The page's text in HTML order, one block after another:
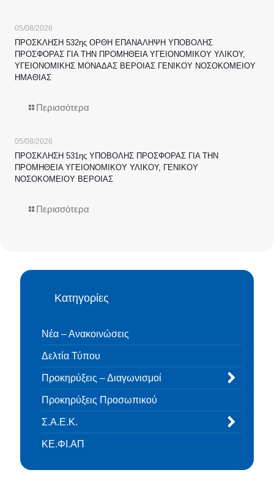
05/08/2026
ΠΡΟΣΚΛΗΣΗ 532ης ΟΡΘΗ ΕΠΑΝΑΛΗΨΗ ΥΠΟΒΟΛΗΣ
ΠΡΟΣΦΟΡΑΣ ΓΙΑ ΤΗΝ ΠΡΟΜΗΘΕΙΑ ΥΓΕΙΟΝΟΜΙΚΟΥ ΥΛΙΚΟΥ,
ΥΓΕΙΟΝΟΜΙΚΗΣ ΜΟΝΑΔΑΣ ΒΕΡΟΙΑΣ ΓΕΝΙΚΟΥ ΝΟΣΟΚΟΜΕΙΟΥ
ΗΜΑΘΙΑΣ
Περισσότερα
05/08/2026
ΠΡΟΣΚΛΗΣΗ 531ης ΥΠΟΒΟΛΗΣ ΠΡΟΣΦΟΡΑΣ ΓΙΑ ΤΗΝ
ΠΡΟΜΗΘΕΙΑ ΥΓΕΙΟΝΟΜΙΚΟΥ ΥΛΙΚΟΥ, ΓΕΝΙΚΟΥ
ΝΟΣΟΚΟΜΕΙΟΥ ΒΕΡΟΙΑΣ
Περισσότερα
Κατηγορίες
Νέα – Ανακοινώσεις
Δελτία Τύπου
Προκηρύξεις – Διαγωνισμοί
Προκηρύξεις Προσωπικού
Σ.Α.Ε.Κ.
ΚΕ.ΦΙ.ΑΠ